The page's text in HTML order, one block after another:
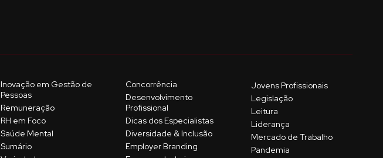
Inovação em Gestão de
Pessoas
Remuneração
RH em Foco
Saúde Mental
Sumário
Concorrência
Desenvolvimento
Profissional
Dicas dos Especialistas
Diversidade & Inclusão
Employer Branding
Jovens Profissionais
Legislação
Leitura
Liderança
Mercado de Trabalho
Pandemia